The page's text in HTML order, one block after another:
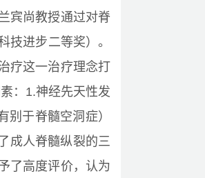
宾尚教授通过对脊
技进步二等奖）。
疗这一治疗理念打
：1.神经先天性发
于脊髓空洞症）
成人脊髓纵裂的三
了高度评价，认为